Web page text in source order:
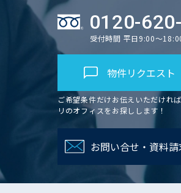
0120-
受付時間 平日9:00～
物件リクエスト
ご希望条件だけお伝えいただけれ
リのオフィスをお探しします！
お問い合せ・資料請